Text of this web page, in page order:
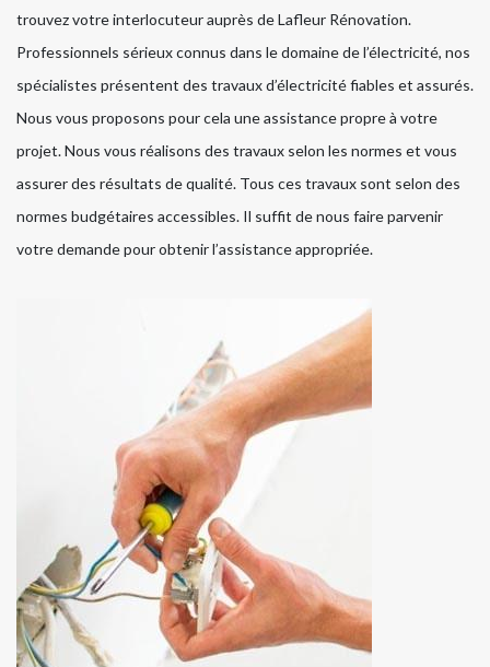
trouvez votre interlocuteur auprès de Lafleur Rénovation.
Professionnels sérieux connus dans le domaine de l’électricité, nos
spécialistes présentent des travaux d’électricité fiables et assurés.
Nous vous proposons pour cela une assistance propre à votre
projet. Nous vous réalisons des travaux selon les normes et vous
assurer des résultats de qualité. Tous ces travaux sont selon des
normes budgétaires accessibles. Il suffit de nous faire parvenir
votre demande pour obtenir l’assistance appropriée.